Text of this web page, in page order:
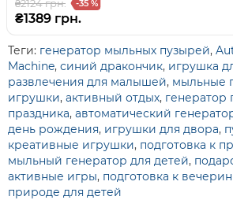
₴2124 грн. -35 %
₴1389 грн.
Теги: генератор мыльных пузырей,
Machine, синий дракончик, игрушка
развлечения для малышей, мыльные
игрушки, активный отдых, генератор
праздника, автоматический
день рождения, игрушки для двора,
креативные игрушки, подготовка к
мыльный генератор для детей,
активные игры, подготовка к
природе для детей